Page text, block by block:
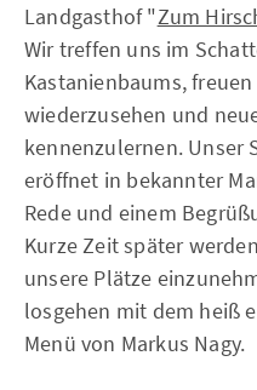
Landgasthof "Zum
Wir treffen uns im
Kastanienbaums,
wiederzusehen und
kennenzulernen. Unser
eröffnet in bekannter
Rede und einem
Kurze Zeit später
unsere Plätze
losgehen mit dem heiß
Menü von Markus Nagy.